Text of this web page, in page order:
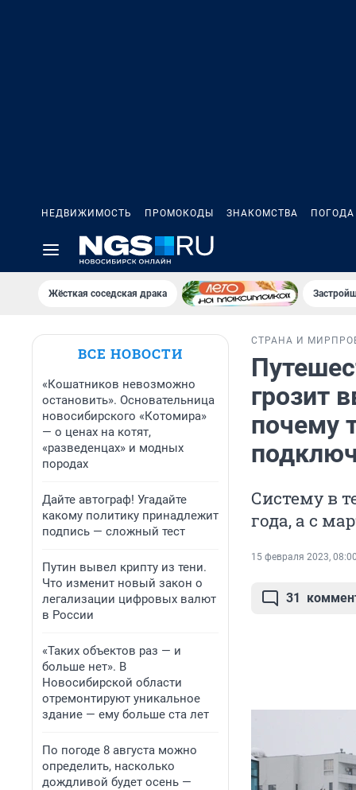
НЕДВИЖИМОСТЬ ПРОМОКОДЫ ЗНАКОМСТВА ПОГОДА
Жёсткая соседская драка
ВСЕ НОВОСТИ
«Кошатников невозможно
остановить». Основательница
новосибирского «Котомира»
— о ценах на котят,
«разведенцах» и модных
породах
Дайте автограф! Угадайте
какому политику принадлежит
подпись — сложный тест
Путин вывел крипту из тени.
Что изменит новый закон о
легализации цифровых валют
в России
«Таких объектов раз — и
больше нет». В
Новосибирской области
отремонтируют уникальное
здание — ему больше ста лет
По погоде 8 августа можно
определить, насколько
дождливой будет осень —
СТРАНА И МИР
грозит
почему
Систему в
года, а с
15 февраля 2023,
31